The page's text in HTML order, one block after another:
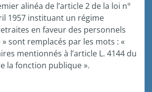
alinéa de l’article 2 de la loi n°
1957 instituant un régime
en faveur des personnels
sont remplacés par les mots : «
mentionnés à l’article L. 4144 du
la fonction publique ».